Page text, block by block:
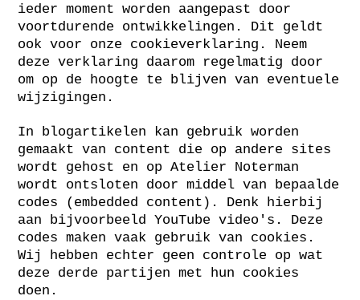
ieder moment worden aangepast door
voortdurende ontwikkelingen. Dit geldt
ook voor onze cookieverklaring. Neem
deze verklaring daarom regelmatig door
om op de hoogte te blijven van eventuele
wijzigingen.
In blogartikelen kan gebruik worden
gemaakt van content die op andere sites
wordt gehost en op Atelier Noterman
wordt ontsloten door middel van bepaalde
codes (embedded content). Denk hierbij
aan bijvoorbeeld YouTube video's. Deze
codes maken vaak gebruik van cookies.
Wij hebben echter geen controle op wat
deze derde partijen met hun cookies
doen.